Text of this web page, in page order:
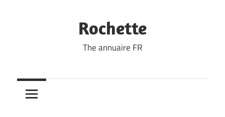
Rochette
The annuaire FR